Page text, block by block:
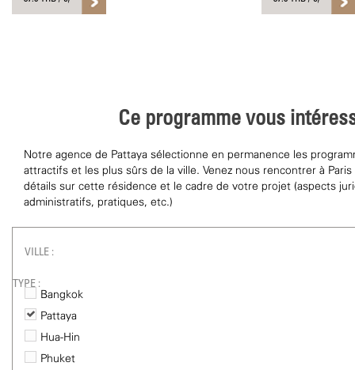
Ce programme vous
Notre agence de Pattaya sélectionne en permanence les
attractifs et les plus sûrs de la ville. Venez nous rencontrer à
détails sur cette résidence et le cadre de votre projet (aspects
administratifs, pratiques, etc.)
VILLE :
TYPE :
Bangkok
Pattaya
Hua-Hin
Phuket